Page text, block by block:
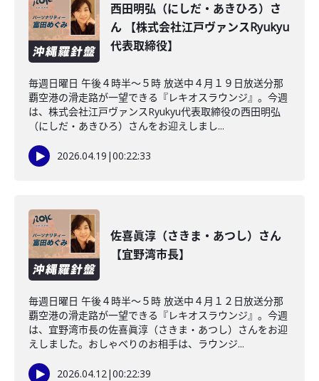
西田明弘（にしだ・あきひろ）さ
ん 【株式会社江戸ヴァンスRyukyu
代表取締役】
毎週日曜日 午後４時半～５時 放送中４月１９日放送分那
覇空港の滑走路が一望できる『レキオスラウンジ』。今週
は、株式会社江戸ヴァンスRyukyu代表取締役の西田明弘
（にしだ・あきひろ）さんをお迎えしまし...
2026.04.19 |00:22:33
佐喜眞淳（さきま・あつし）さん
【宜野湾市長】
毎週日曜日 午後４時半～５時 放送中４月１２日放送分那
覇空港の滑走路が一望できる『レキオスラウンジ』。今週
は、宜野湾市長の佐喜眞淳（さきま・あつし）さんをお迎
えしました。おしゃべりのお相手は、ラウンジ...
2026.04.12|00:22:39